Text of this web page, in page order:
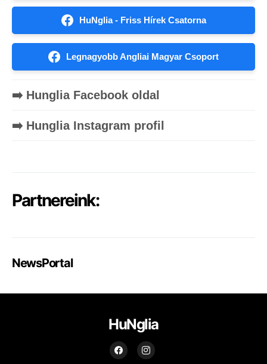
HuNglia - Friss Hírek Csatorna
Legnagyobb Angliai Magyar Csoport
➡️ Hunglia Facebook oldal
➡️ Hunglia Instagram profil
Partnereink:
NewsPortal
HuNglia